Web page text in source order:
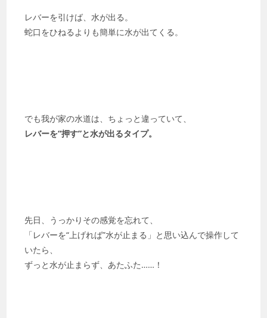
レバーを引けば、水が出る。
蛇口をひねるよりも簡単に水が出てくる。
でも我が家の水道は、ちょっと違っていて、
レバーを“押す”と水が出るタイプ。
先日、うっかりその感覚を忘れて、
「レバーを“上げれば”水が止まる」と思い込んで操作して
いたら、
ずっと水が止まらず、あたふた……！